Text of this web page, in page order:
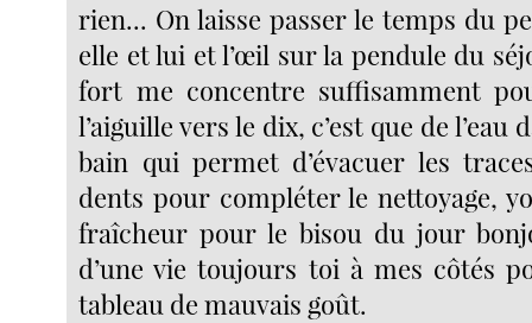
rien... On laisse passer le temps du
elle et lui et l’œil sur la pendule du
fort me concentre suffisamment
l’aiguille vers le dix, c’est que de l’eau
bain qui permet d’évacuer les
dents pour compléter le nettoyage,
fraîcheur pour le bisou du jour
d’une vie toujours toi à mes côtés
tableau de mauvais goût.